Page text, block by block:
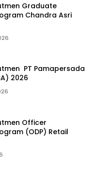
Graduate
Chandra Asri
PT Pamapersada
2026
Officer
(ODP) Retail